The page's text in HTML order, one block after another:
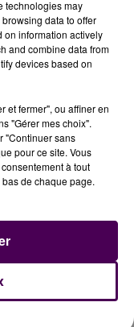
pour l’extension
technologies may
data to offer
on information actively
and combine data from
devices based on
et fermer", ou affiner en
"Gérer mes choix".
"Continuer sans
pour ce site. Vous
à tout
de chaque page.